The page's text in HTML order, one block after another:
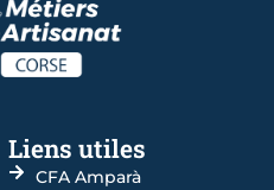
Liens utiles
CFA Amparà